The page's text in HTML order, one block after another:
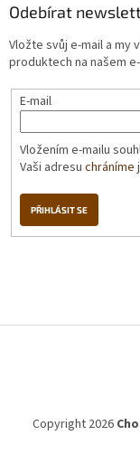
Odebírat
Vložte svůj e-mail a my
produktech na našem
E-mail
Vložením e-mailu
Vaši adresu chráníme
PŘIHLÁSIT SE
Copyright 2026